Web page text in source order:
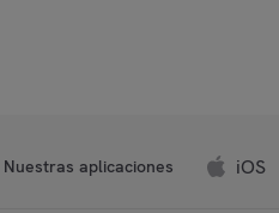
Nuestras aplicaciones iOS